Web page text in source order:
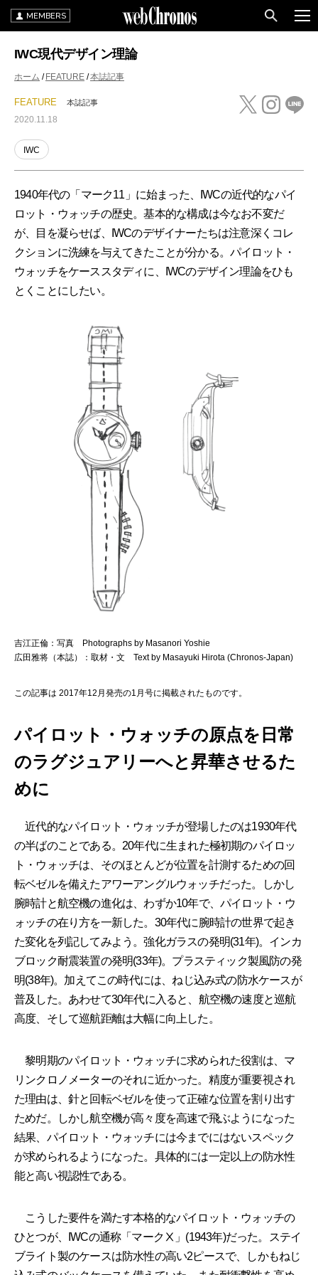
MEMBERS
IWC現代デザイン理論
ホーム FEATURE 本誌記事
FEATURE 本誌記事
2020.11.18
IWC
1940年代の「マーク11」に始まった、IWCの近代的なパイ
ロット・ウォッチの歴史。基本的な構成は今なお不変だ
が、目を凝らせば、IWCのデザイナーたちは注意深くコレ
クションに洗練を与えてきたことが分かる。パイロット・
ウォッチをケーススタディに、IWCのデザイン理論をひも
とくことにしたい。
吉江正倫：写真 Photographs by Masanori Yoshie
広田雅将（本誌）：取材・文 Text by Masayuki Hirota (Chronos-Japan)
この記事は 2017年12月発売の1月号に掲載されたものです。
パイロット・ウォッチの原点を日常
のラグジュアリーへと昇華させるた
めに
近代的なパイロット・ウォッチが登場したのは1930年代
の半ばのことである。20年代に生まれた極初期のパイロッ
ト・ウォッチは、そのほとんどが位置を計測するための回
転ベゼルを備えたアワーアングルウォッチだった。しかし
腕時計と航空機の進化は、わずか10年で、パイロット・ウ
ォッチの在り方を一新した。30年代に腕時計の世界で起き
た変化を列記してみよう。強化ガラスの発明(31年)。インカ
ブロック耐震装置の発明(33年)。プラスティック製風防の発
明(38年)。加えてこの時代には、ねじ込み式の防水ケースが
普及した。あわせて30年代に入ると、航空機の速度と巡航
高度、そして巡航距離は大幅に向上した。
黎明期のパイロット・ウォッチに求められた役割は、マ
リンクロノメーターのそれに近かった。精度が重要視され
た理由は、針と回転ベゼルを使って正確な位置を割り出す
ためだ。しかし航空機が高々度を高速で飛ぶようになった
結果、パイロット・ウォッチには今までにはないスペック
が求められるようになった。具体的には一定以上の防水性
能と高い視認性である。
こうした要件を満たす本格的なパイロット・ウォッチの
ひとつが、IWCの通称「マークⅩ」(1943年)だった。ステイ
ブライト製のケースは防水性の高い2ピースで、しかもねじ